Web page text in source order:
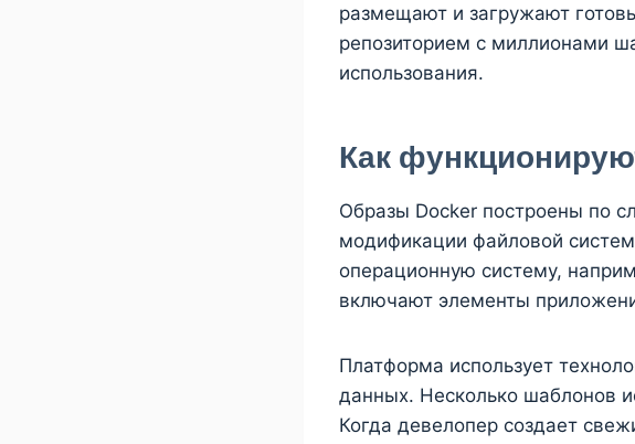
размещают и загружают
репозиторием с миллионами
использования.
Как
Образы Docker построены по
модификации файловой
операционную систему,
включают элементы
Платформа использует
данных. Несколько шаблонов
Когда девелопер создает